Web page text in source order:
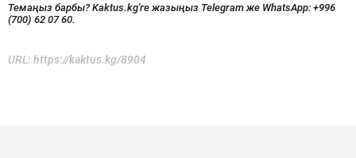
Темаңыз барбы? Kaktus.kg'ге жазыңыз Telegram же WhatsApp: +996
(700) 62 07 60.
URL: https://kaktus.kg/8904